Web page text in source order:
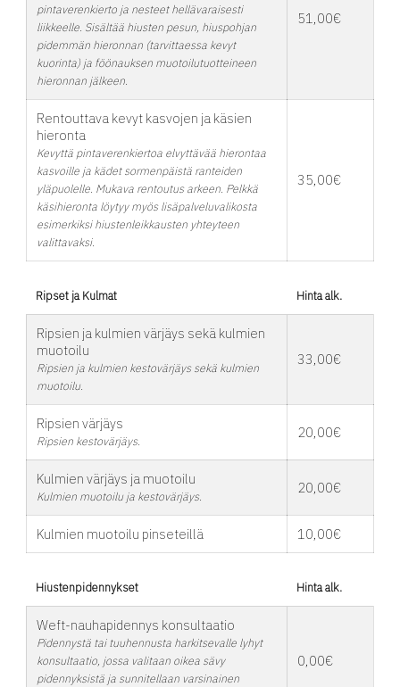
pintaverenkierto ja nesteet hellävaraisesti
liikkeelle. Sisältää hiusten pesun, hiuspohjan
pidemmän hieronnan (tarvittaessa kevyt
kuorinta) ja föönauksen muotoilutuotteineen
hieronnan jälkeen.
51,00€
Rentouttava kevyt kasvojen ja käsien
hieronta
Kevyttä pintaverenkiertoa elvyttävää hierontaa
kasvoille ja kädet sormenpäistä ranteiden
yläpuolelle. Mukava rentoutus arkeen. Pelkkä
käsihieronta löytyy myös lisäpalveluvalikosta
esimerkiksi hiustenleikkausten yhteyteen
valittavaksi.
35,00€
Ripset ja Kulmat Hinta alk.
Ripsien ja kulmien värjäys sekä kulmien
muotoilu
Ripsien ja kulmien kestovärjäys sekä kulmien
muotoilu.
33,00€
Ripsien värjäys
Ripsien kestovärjäys. 20,00€
Kulmien värjäys ja muotoilu
Kulmien muotoilu ja kestovärjäys. 20,00€
Kulmien muotoilu pinseteillä 10,00€
Hiustenpidennykset Hinta alk.
Weft-nauhapidennys konsultaatio
Pidennystä tai tuuhennusta harkitsevalle lyhyt
konsultaatio, jossa valitaan oikea sävy
pidennyksistä ja sunnitellaan varsinainen
0,00€